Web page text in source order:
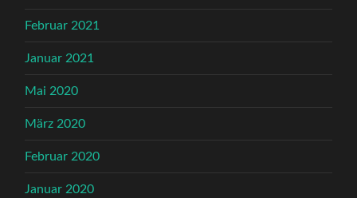
Februar 2021
Januar 2021
Mai 2020
März 2020
Februar 2020
Januar 2020